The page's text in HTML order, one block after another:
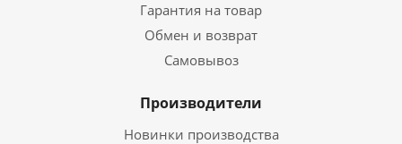
Гарантия на товар
Обмен и возврат
Самовывоз
Производители
Новинки производства